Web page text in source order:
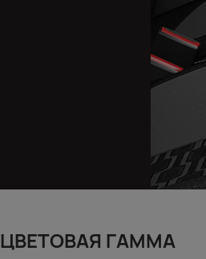
ЦВЕТОВАЯ ГАММА